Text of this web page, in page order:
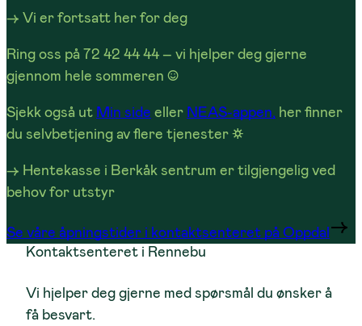
→ Vi er fortsatt her for deg
Ring oss på 72 42 44 44 – vi hjelper deg gjerne
gjennom hele sommeren ☺
Sjekk også ut Min side eller NEAS-appen, her finner
du selvbetjening av flere tjenester ☼
→ Hentekasse i Berkåk sentrum er tilgjengelig ved
behov for utstyr
Se våre åpningstider i kontaktsenteret på Oppdal
Kontaktsenteret i Rennebu
Vi hjelper deg gjerne med spørsmål du ønsker å
få besvart.